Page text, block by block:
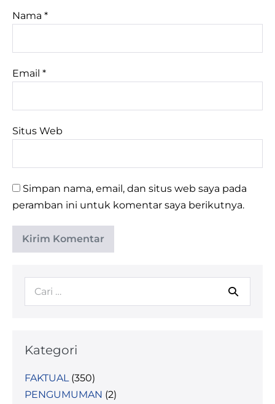
Nama *
Email *
Situs Web
Simpan nama, email, dan situs web saya pada
peramban ini untuk komentar saya berikutnya.
Kategori
FAKTUAL (350)
PENGUMUMAN (2)